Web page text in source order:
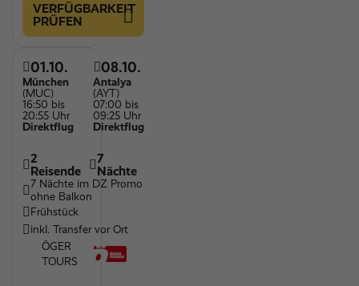
VERFÜGBARKEIT
PRÜFEN
01.10.
München
(MUC)
16:50 bis
20:55 Uhr
Direktflug
08.10.
Antalya
(AYT)
07:00 bis
09:25 Uhr
Direktflug
2
Reisende
7
Nächte
7 Nächte im DZ Promo
ohne Balkon
Frühstück
inkl. Transfer vor Ort
ÖGER
TOURS